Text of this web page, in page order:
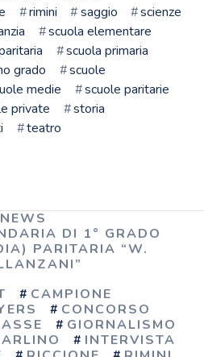
rimini saggio
scienze
scuola elementare
scuola primaria
grado
scuole
medie
scuole paritarie
private
storia
teatro
NEWS
DI 1° GRADO
PARITARIA “W.
CAMPIONE
CONCORSO
GIORNALISMO
INTERVISTA